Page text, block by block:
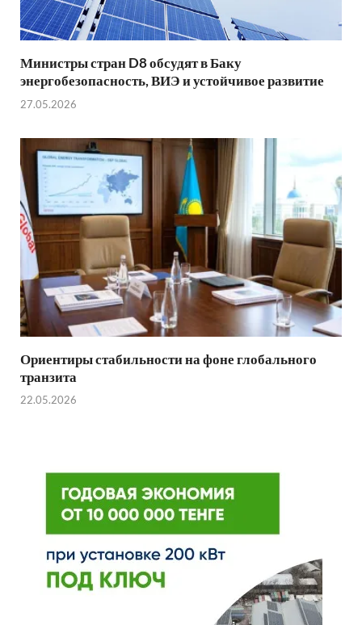
Министры стран D8 обсудят в Баку
энергобезопасность, ВИЭ и устойчивое развитие
27.05.2026
Ориентиры стабильности на фоне глобального
транзита
22.05.2026